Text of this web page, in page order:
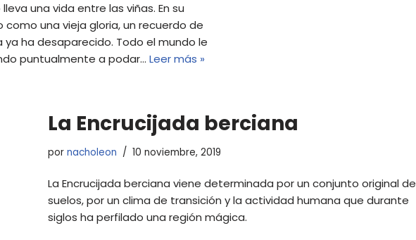
una vida entre las viñas. En su
una vieja gloria, un recuerdo de
ha desaparecido. Todo el mundo le
puntualmente a podar…Leer más »
La Encrucijada berciana
por nacholeon 10 noviembre, 2019
La Encrucijada berciana viene determinada por un conjunto original de
suelos, por un clima de transición y la actividad humana que durante
siglos ha perfilado una región mágica.